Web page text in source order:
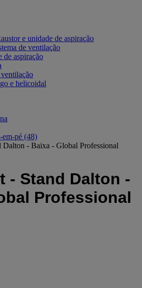
e unidade de aspiração
de ventilação
de aspiração
e helicoidal
em-pé (48)
Dalton - Baixa - Global Professional
- Stand Dalton -
Professional